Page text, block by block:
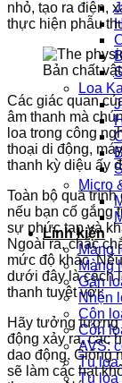
Loa
Micro
Linh kiện
Màng
Màng
Gân
Nhện
Côn
Côn
AVS:
Tụ loa
Tụ loa
nhỏ, tạo ra điện,
thực hiện phẫu
Bản chất
Các giác quan
âm thanh mà
loa trong công
thoại di động,
thanh kỳ diệu ấy
Toàn bộ quá
nếu bạn cố gắng
sự phức tạp và
Ngoài ra, chắc
mức độ khác.
dưới đây là cách
thanh tuyệt vời:
Hãy tưởng tượng
động xảy ra, các
dao động. Giống
sẽ làm các hạt